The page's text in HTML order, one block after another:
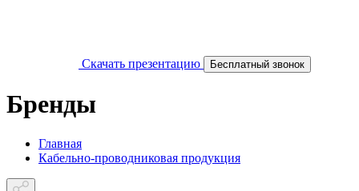
Скачать презентацию Бесплатный звонок
Бренды
Главная
Кабельно-проводниковая продукция